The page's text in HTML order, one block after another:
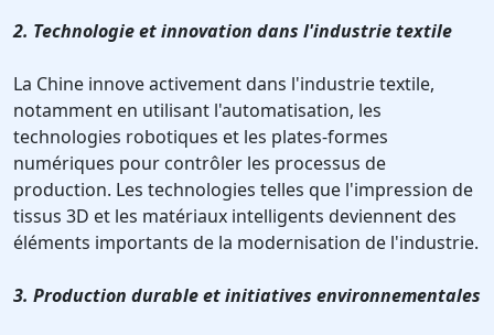
2. Technologie et innovation dans l'industrie textile
La Chine innove activement dans l'industrie textile,
notamment en utilisant l'automatisation, les
technologies robotiques et les plates-formes
numériques pour contrôler les processus de
production. Les technologies telles que l'impression de
tissus 3D et les matériaux intelligents deviennent des
éléments importants de la modernisation de l'industrie.
3. Production durable et initiatives environnementales